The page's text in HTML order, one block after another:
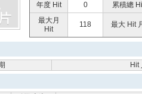
年度 Hit
0
累積總
最大月
Hit
118 最大 Hit
Hit